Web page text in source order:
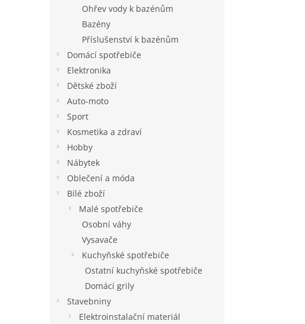
Ohřev vody k bazénům
Bazény
Příslušenství k bazénům
Domácí spotřebiče
Elektronika
Dětské zboží
Auto-moto
Sport
Kosmetika a zdraví
Hobby
Nábytek
Oblečení a móda
Bílé zboží
Malé spotřebiče
Osobní váhy
Vysavače
Kuchyňské spotřebiče
Ostatní kuchyňské spotřebiče
Domácí grily
Stavebniny
Elektroinstalační materiál